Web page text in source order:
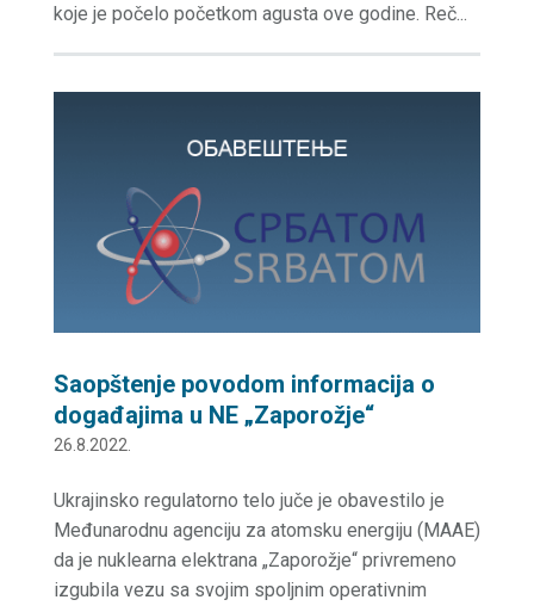
koje je počelo početkom agusta ove godine. Reč...
Saopštenje povodom informacija o
događajima u NE „Zaporožje“
26.8.2022.
Ukrajinsko regulatorno telo juče je obavestilo je
Međunarodnu agenciju za atomsku energiju (MAAE)
da je nuklearna elektrana „Zaporožje“ privremeno
izgubila vezu sa svojim spoljnim operativnim